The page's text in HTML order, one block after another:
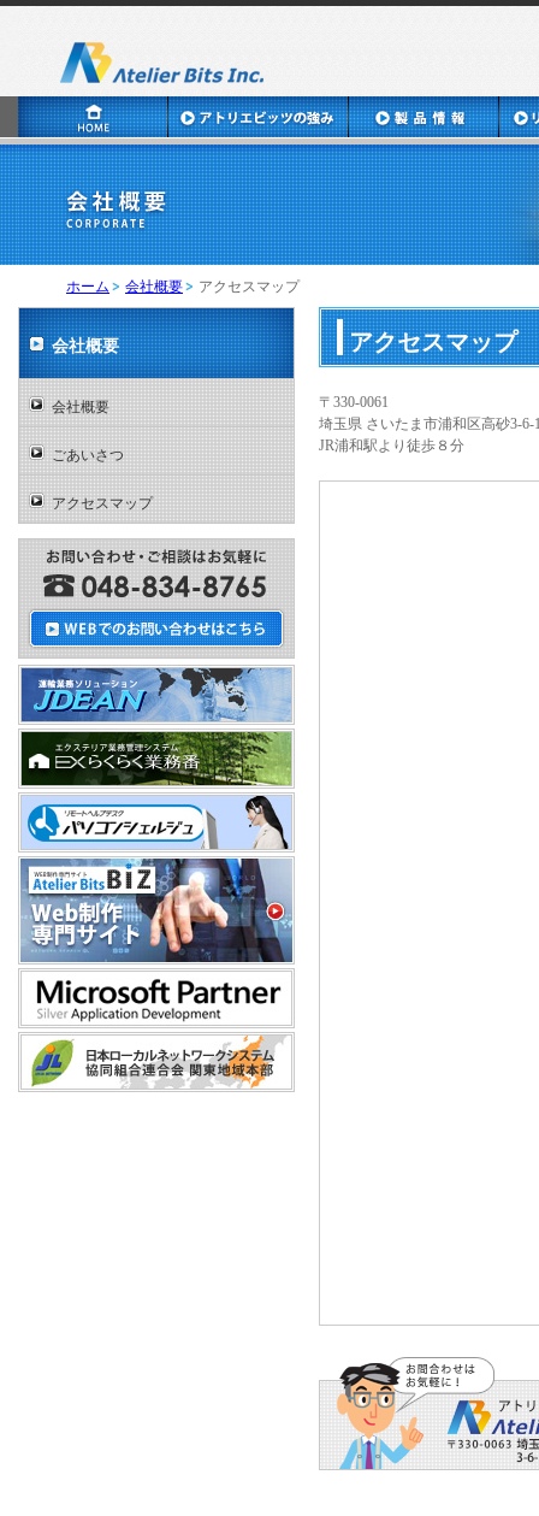
ホーム 会社概要 アクセスマップ
会社概要
会社概要
ごあいさつ
アクセスマップ
アクセスマップ
〒330-0061
埼玉県 さいたま市浦和区高砂3-6-
JR浦和駅より徒歩８分